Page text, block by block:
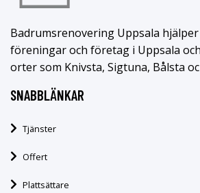
Badrumsrenovering Uppsala
föreningar och företag i Uppsala
orter som Knivsta, Sigtuna, Bålsta
SNABBLÄNKAR
Tjänster
Offert
Plattsättare